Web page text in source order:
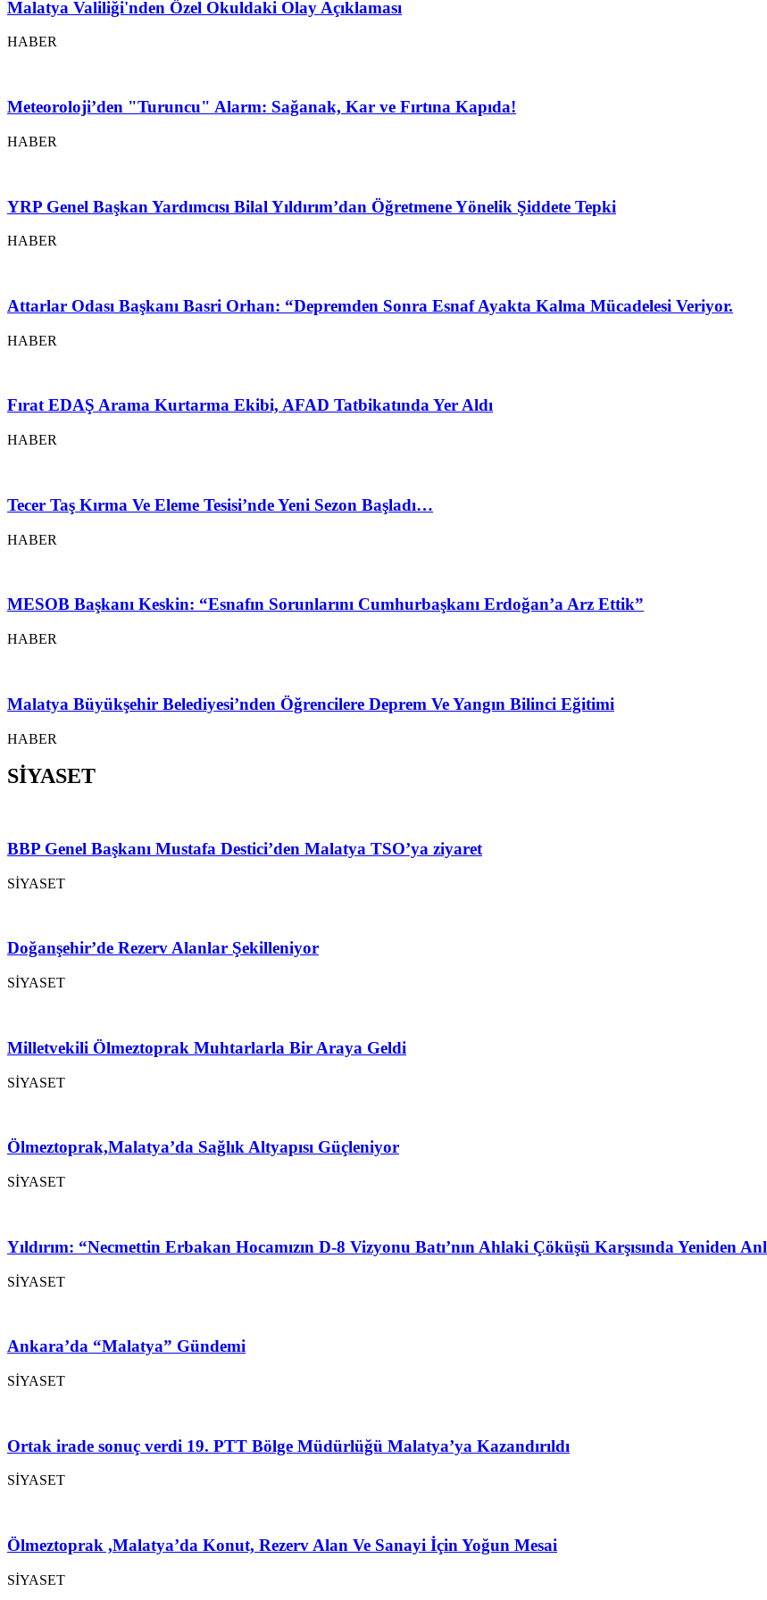
Malatya Valiliği'nden Özel Okuldaki Olay Açıklaması
HABER
Meteoroloji’den "Turuncu" Alarm: Sağanak, Kar ve Fırtına Kapıda!
HABER
YRP Genel Başkan Yardımcısı Bilal Yıldırım’dan Öğretmene Yönelik Şiddete Tepki
HABER
Attarlar Odası Başkanı Basri Orhan: “Depremden Sonra Esnaf Ayakta Kalma Mücadelesi Veriyor.
HABER
Fırat EDAŞ Arama Kurtarma Ekibi, AFAD Tatbikatında Yer Aldı
HABER
Tecer Taş Kırma Ve Eleme Tesisi’nde Yeni Sezon Başladı…
HABER
MESOB Başkanı Keskin: “Esnafın Sorunlarını Cumhurbaşkanı Erdoğan’a Arz Ettik”
HABER
Malatya Büyükşehir Belediyesi’nden Öğrencilere Deprem Ve Yangın Bilinci Eğitimi
HABER
SİYASET
BBP Genel Başkanı Mustafa Destici’den Malatya TSO’ya ziyaret
SİYASET
Doğanşehir’de Rezerv Alanlar Şekilleniyor
SİYASET
Milletvekili Ölmeztoprak Muhtarlarla Bir Araya Geldi
SİYASET
Ölmeztoprak,Malatya’da Sağlık Altyapısı Güçleniyor
SİYASET
Yıldırım: “Necmettin Erbakan Hocamızın D-8 Vizyonu Batı’nın Ahlaki Çöküşü Karşısında Yeniden
SİYASET
Ankara’da “Malatya” Gündemi
SİYASET
Ortak irade sonuç verdi 19. PTT Bölge Müdürlüğü Malatya’ya Kazandırıldı
SİYASET
Ölmeztoprak ,Malatya’da Konut, Rezerv Alan Ve Sanayi İçin Yoğun Mesai
SİYASET